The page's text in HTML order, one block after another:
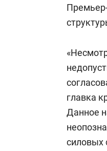
главка
Данное
силовых
Рекомендуем
Как ГК «МИР
комфорта под